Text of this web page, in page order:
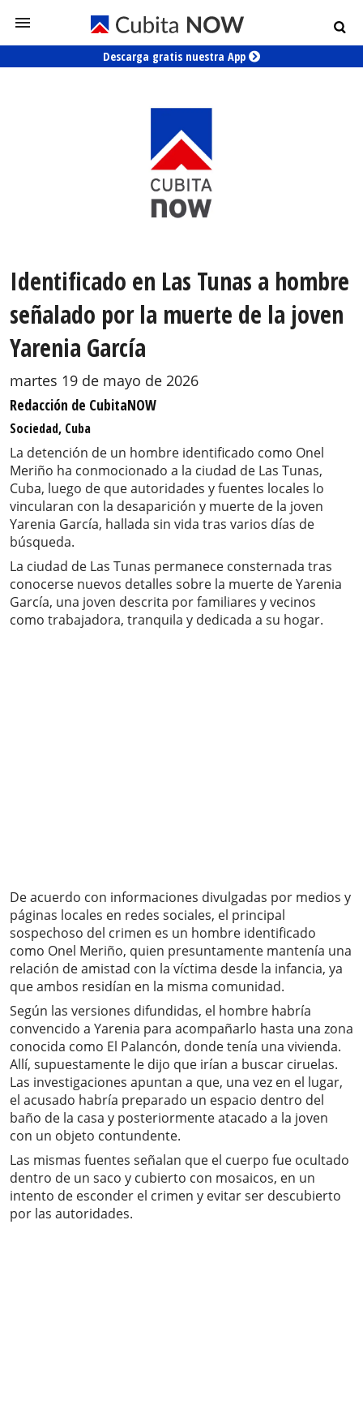
Descarga gratis nuestra App
Identificado en Las Tunas a hombre
señalado por la muerte de la joven
Yarenia García
martes 19 de mayo de 2026
Redacción de CubitaNOW
Sociedad, Cuba
La detención de un hombre identificado como Onel
Meriño ha conmocionado a la ciudad de Las Tunas,
Cuba, luego de que autoridades y fuentes locales lo
vincularan con la desaparición y muerte de la joven
Yarenia García, hallada sin vida tras varios días de
búsqueda.
La ciudad de Las Tunas permanece consternada tras
conocerse nuevos detalles sobre la muerte de Yarenia
García, una joven descrita por familiares y vecinos
como trabajadora, tranquila y dedicada a su hogar.
De acuerdo con informaciones divulgadas por medios y
páginas locales en redes sociales, el principal
sospechoso del crimen es un hombre identificado
como Onel Meriño, quien presuntamente mantenía una
relación de amistad con la víctima desde la infancia, ya
que ambos residían en la misma comunidad.
Según las versiones difundidas, el hombre habría
convencido a Yarenia para acompañarlo hasta una zona
conocida como El Palancón, donde tenía una vivienda.
Allí, supuestamente le dijo que irían a buscar ciruelas.
Las investigaciones apuntan a que, una vez en el lugar,
el acusado habría preparado un espacio dentro del
baño de la casa y posteriormente atacado a la joven
con un objeto contundente.
Las mismas fuentes señalan que el cuerpo fue ocultado
dentro de un saco y cubierto con mosaicos, en un
intento de esconder el crimen y evitar ser descubierto
por las autoridades.